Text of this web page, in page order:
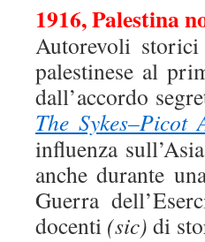
1916, Palestina
Autorevoli storici
palestinese al
dall’accordo
The Sykes–Picot
influenza
anche durante
Guerra
docenti (sic) di